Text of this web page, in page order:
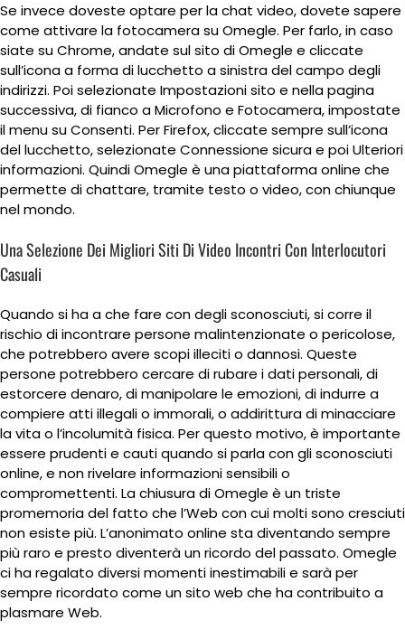
Se invece doveste optare per la chat video, dovete sapere
come attivare la fotocamera su Omegle. Per farlo, in caso
siate su Chrome, andate sul sito di Omegle e cliccate
sull’icona a forma di lucchetto a sinistra del campo degli
indirizzi. Poi selezionate Impostazioni sito e nella pagina
successiva, di fianco a Microfono e Fotocamera, impostate
il menu su Consenti. Per Firefox, cliccate sempre sull’icona
del lucchetto, selezionate Connessione sicura e poi Ulteriori
informazioni. Quindi Omegle è una piattaforma online che
permette di chattare, tramite testo o video, con chiunque
nel mondo.
Una Selezione Dei Migliori Siti Di Video Incontri Con Interlocutori
Casuali
Quando si ha a che fare con degli sconosciuti, si corre il
rischio di incontrare persone malintenzionate o pericolose,
che potrebbero avere scopi illeciti o dannosi. Queste
persone potrebbero cercare di rubare i dati personali, di
estorcere denaro, di manipolare le emozioni, di indurre a
compiere atti illegali o immorali, o addirittura di minacciare
la vita o l’incolumità fisica. Per questo motivo, è importante
essere prudenti e cauti quando si parla con gli sconosciuti
online, e non rivelare informazioni sensibili o
compromettenti. La chiusura di Omegle è un triste
promemoria del fatto che l’Web con cui molti sono cresciuti
non esiste più. L’anonimato online sta diventando sempre
più raro e presto diventerà un ricordo del passato. Omegle
ci ha regalato diversi momenti inestimabili e sarà per
sempre ricordato come un sito web che ha contribuito a
plasmare Web.